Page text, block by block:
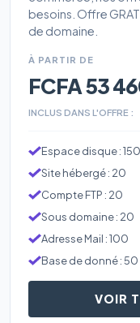
besoins. Offre
de domaine.
À PARTIR DE
FCFA 53
INCLUS DANS L'OFFRE :
Espace disque :
Site hébergé : 20
Compte FTP : 20
Sous domaine : 20
Adresse Mail : 100
Base de donné :
VOIR